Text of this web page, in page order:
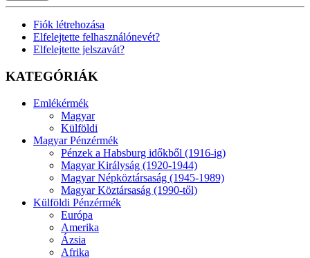
Fiók létrehozása
Elfelejtette felhasználónevét?
Elfelejtette jelszavát?
KATEGÓRIÁK
Emlékérmék
Magyar
Külföldi
Magyar Pénzérmék
Pénzek a Habsburg időkből (1916-ig)
Magyar Királyság (1920-1944)
Magyar Népköztársaság (1945-1989)
Magyar Köztársaság (1990-től)
Külföldi Pénzérmék
Európa
Amerika
Ázsia
Afrika